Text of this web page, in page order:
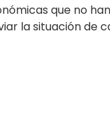
que no
la situación de